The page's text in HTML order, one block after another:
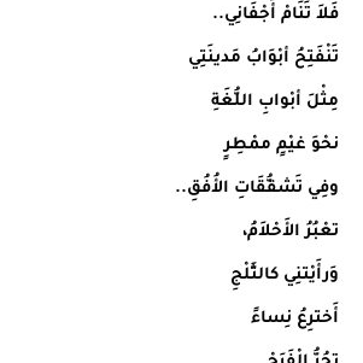
فَلاَ تَنَامْ أَجْفَانِي..
تَنْفَتِحُ أبْوَابُ مَدينَتِي
مِثْلَ أبْوابِ اللُّغَةِ
نحْوَ غيْمٍ ممْطِرٍ
وفِي تَشقُّقَاتِ الأُفُقِ..
تعْبُرُ الأَحْلاَمُ،
وَرأَيْتنِي كالثَّلْجِ
أَخترِعُ نِساءً